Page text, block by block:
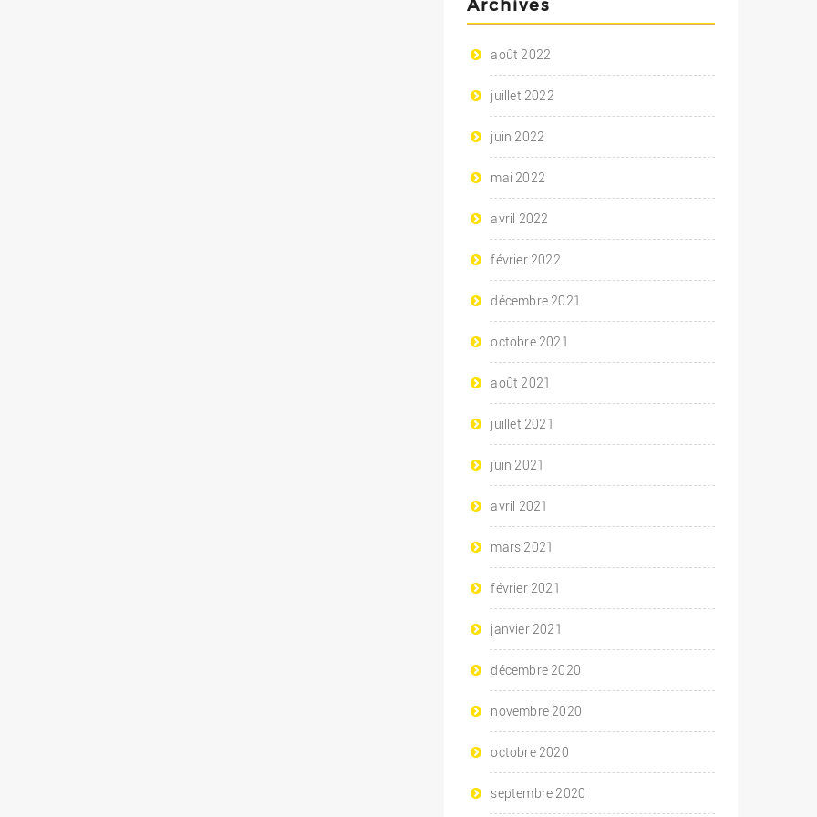
Archives
août 2022
juillet 2022
juin 2022
mai 2022
avril 2022
février 2022
décembre 2021
octobre 2021
août 2021
juillet 2021
juin 2021
avril 2021
mars 2021
février 2021
janvier 2021
décembre 2020
novembre 2020
octobre 2020
septembre 2020